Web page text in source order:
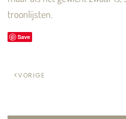
troonlijsten.
Save
VORIGE